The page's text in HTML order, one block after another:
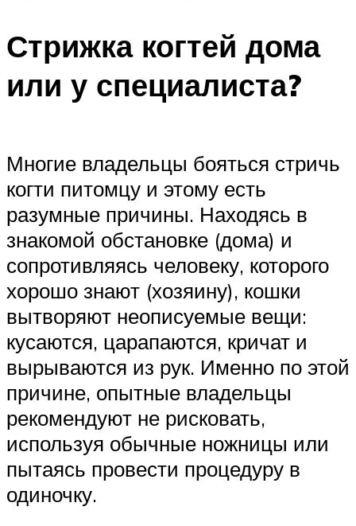
Стрижка когтей дома
или у специалиста?
Многие владельцы бояться стричь
когти питомцу и этому есть
разумные причины. Находясь в
знакомой обстановке (дома) и
сопротивляясь человеку, которого
хорошо знают (хозяину), кошки
вытворяют неописуемые вещи:
кусаются, царапаются, кричат и
вырываются из рук. Именно по этой
причине, опытные владельцы
рекомендуют не рисковать,
используя обычные ножницы или
пытаясь провести процедуру в
одиночку.